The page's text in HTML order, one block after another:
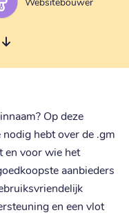
Op deze
hebt over de .gm
voor wie het
aanbieders
en een vlot